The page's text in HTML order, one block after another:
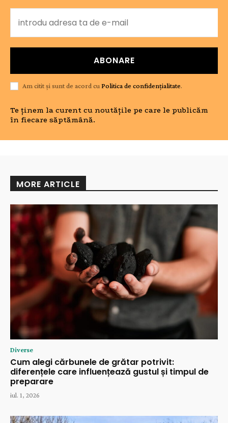
ABONARE
Am citit și sunt de acord cu Politica de confidențialitate.
Te ținem la curent cu noutățile pe care le publicăm
în fiecare săptămână.
MORE ARTICLE
Diverse
Cum alegi cărbunele de grătar potrivit:
diferențele care influențează gustul și timpul de
preparare
iul. 1, 2026